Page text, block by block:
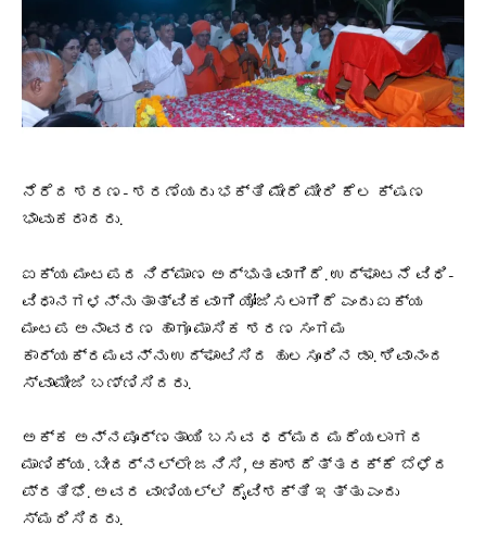
ನೆರೆದ ಶರಣ- ಶರಣೆಯರು ಭಕ್ತಿ ಮೇರೆ ಮೀರಿ ಕೆಲ ಕ್ಷಣ
ಭಾವುಕರಾದರು.
ಐಕ್ಯ ಮಂಟಪದ ನಿರ್ಮಾಣ ಅದ್ಭುತವಾಗಿದೆ. ಉದ್ಘಾಟನೆ ವಿಧಿ-
ವಿಧಾನಗಳನ್ನು ತಾತ್ವಿಕವಾಗಿ ಯೋಜಿಸಲಾಗಿದೆ ಎಂದು ಐಕ್ಯ
ಮಂಟಪ ಅನಾವರಣ ಹಾಗೂ ಮಾಸಿಕ ಶರಣ ಸಂಗಮ
ಕಾರ್ಯಕ್ರಮವನ್ನು ಉದ್ಘಾಟಿಸಿದ ಹುಲಸೂರಿನ ಡಾ. ಶಿವಾನಂದ
ಸ್ವಾಮೀಜಿ ಬಣ್ಣಿಸಿದರು.
ಅಕ್ಕ ಅನ್ನಪೂರ್ಣತಾಯಿ ಬಸವ ಧರ್ಮದ ಮರೆಯಲಾಗದ
ಮಾಣಿಕ್ಯ. ಬೀದರ್‍ನಲ್ಲೇ ಜನಿಸಿ, ಆಕಾಶದೆತ್ತರಕ್ಕೆ ಬೆಳೆದ
ಪ್ರತಿಭೆ. ಅವರ ವಾಣಿಯಲ್ಲಿ ದೈವಿಶಕ್ತಿ ಇತ್ತು ಎಂದು
ಸ್ಮರಿಸಿದರು.